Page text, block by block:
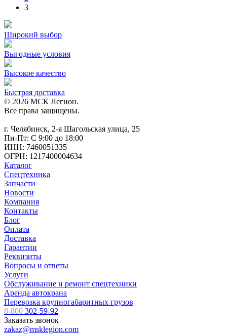
3
Широкий выбор
Выгодные условия
Высокое качество
Быстрая доставка
© 2026 МСК Легион.
Все права защищены.
г. Челябинск, 2-я Шагольская улица, 25
Пн-Пт: С 9:00 до 18:00
ИНН: 7460051335
ОГРН: 1217400004634
Каталог
Спецтехника
Запчасти
Новости
Компания
Контакты
Блог
Оплата
Доставка
Гарантии
Реквизиты
Вопросы и ответы
Услуги
Обслуживание и ремонт спецтехники
Аренда автокрана
Перевозка крупногабаритных грузов
8-800 302-59-92
Заказать звонок
zakaz@msklegion.com